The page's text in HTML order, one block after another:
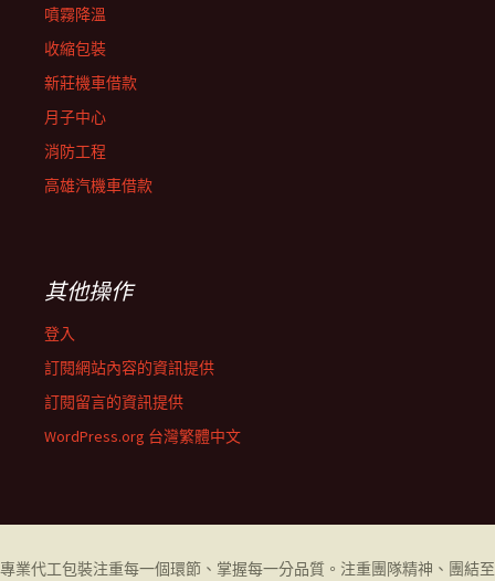
噴霧降溫
收縮包裝
新莊機車借款
月子中心
消防工程
高雄汽機車借款
其他操作
登入
訂閱網站內容的資訊提供
訂閱留言的資訊提供
WordPress.org 台灣繁體中文
專業代工包裝注重每一個環節、掌握每一分品質。注重團隊精神、團結至